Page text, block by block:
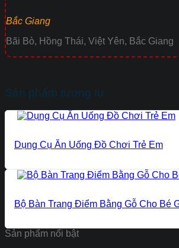
Bắc Giang
Bãi Bò, Hồng Thái, Việt Yên, Bắc Giang
Sản phẩm tương tự
Dụng Cụ Ăn Uống Đồ Chơi Trẻ Em
Bộ Bàn Trang Điểm Bằng Gỗ Cho Bé
Sản phẩm nổi bật